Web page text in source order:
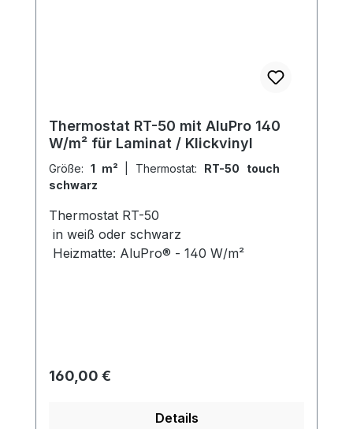
Thermostat RT-50 mit AluPro 140
W/m² für Laminat / Klickvinyl
Größe: 1 m² Thermostat: RT-50 touch
schwarz
Thermostat RT-50
in weiß oder schwarz
Heizmatte: AluPro® - 140 W/m²
Regulärer Preis:
160,00 €
Details